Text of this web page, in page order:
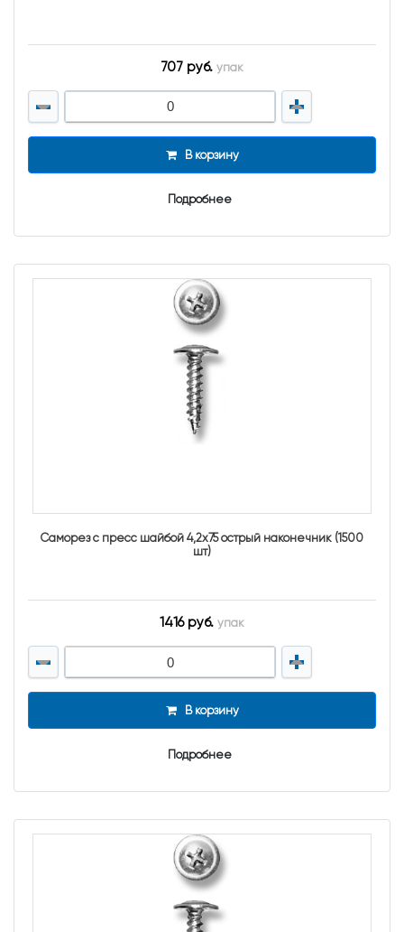
707 руб. упак
В корзину
Подробнее
Саморез с пресс шайбой 4,2х75 острый наконечник (1500
шт)
1416 руб. упак
В корзину
Подробнее